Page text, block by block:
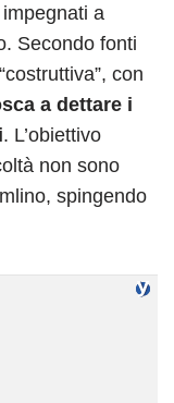
a
Secondo fonti
con
a dettare i
. L’obiettivo
non sono
spingendo